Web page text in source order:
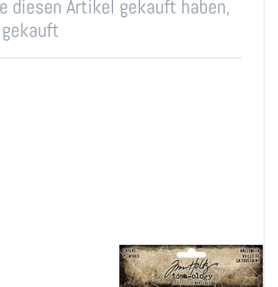
diesen Artikel gekauft haben,
Idea-Ology Layers
32/Pkg-Halloween